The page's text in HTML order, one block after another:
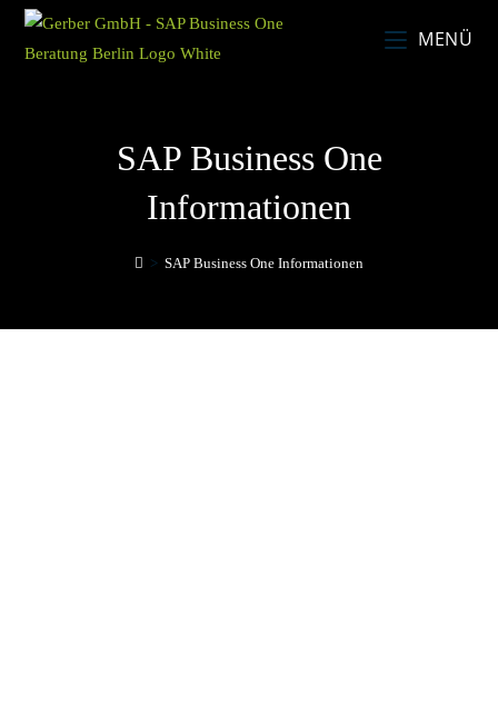
MENÜ
SAP Business One
Informationen
> SAP Business One Informationen